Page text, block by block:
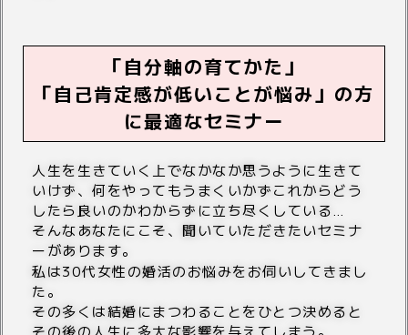
「自分軸の育てかた」
「自己肯定感が低いことが悩み」の方
に最適なセミナー
人生を生きていく上でなかなか思うように生きて
いけず、何をやってもうまくいかずこれからどう
したら良いのかわからずに立ち尽くしている…
そんなあなたにこそ、聞いていただきたいセミナ
ーがあります。
私は30代女性の婚活のお悩みをお伺いしてきまし
た。
その多くは結婚にまつわることをひとつ決めると